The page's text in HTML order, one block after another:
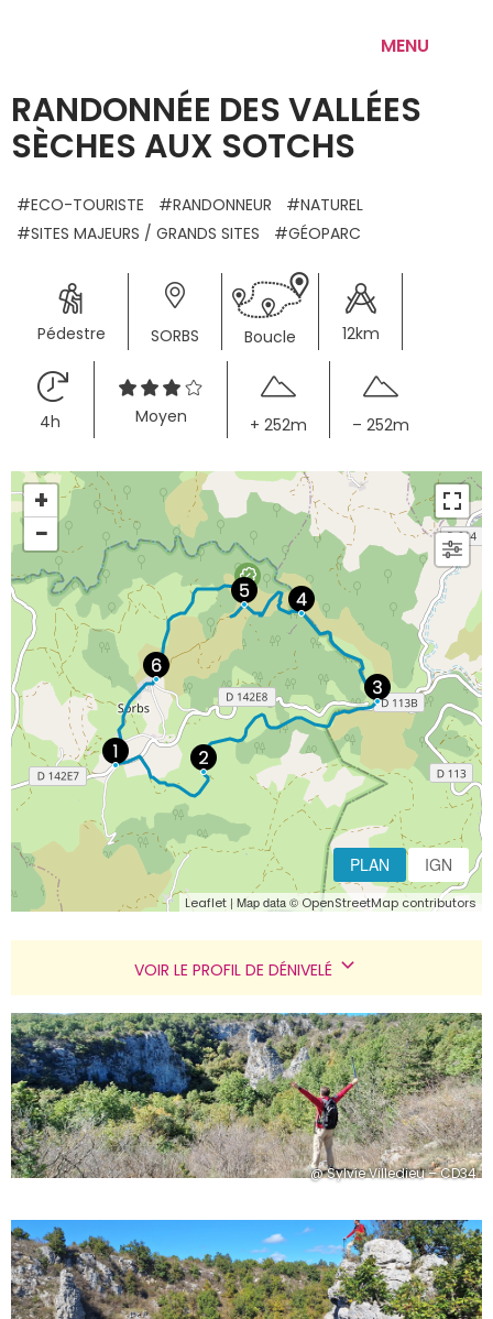
MENU
RANDONNÉE DES VALLÉES
SÈCHES AUX SOTCHS
ECO-TOURISTE RANDONNEUR
NATUREL
SITES MAJEURS / GRANDS SITES
GÉOPARC
Pédestre SORBS Boucle 12km
4h Moyen + 252m – 252m
+
−
PLAN IGN
Leaflet | Map data © OpenStreetMap contributors
+
VOIR LE PROFIL DE DÉNIVELÉ
@ Sylvie Villedieu – CD34